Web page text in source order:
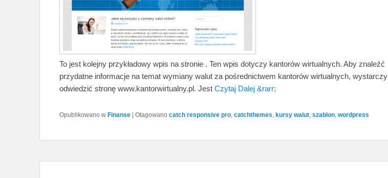
To jest kolejny przykładowy wpis na stronie . Ten wpis dotyczy kantorów wirtualnych. Aby znaleźć
przydatne informacje na temat wymiany walut za pośrednictwem kantorów wirtualnych, wystarczy
odwiedzić stronę www.kantorwirtualny.pl. Jest Czytaj Dalej &rarr;
Opublikowano w Finanse | Otagowano catch responsive pro catchthemes kursy walut szablon wordpress